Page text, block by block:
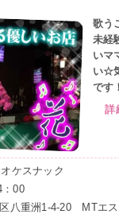
歌う
未経
いマ
い☆
です！
詳
ケスナック
：00
八重洲1-4-20 MTエ